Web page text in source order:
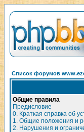
Список форумов
Общие правила
Предисловие
0. Краткая справка об
1. Общие положения и
2. Нарушения и